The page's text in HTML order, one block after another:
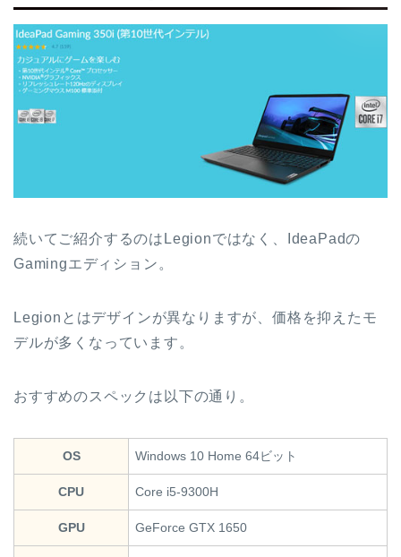
続いてご紹介するのはLegionではなく、IdeaPadの
Gamingエディション。
Legionとはデザインが異なりますが、価格を抑えたモ
デルが多くなっています。
おすすめのスペックは以下の通り。
OS Windows 10 Home 64ビット
CPU Core i5-9300H
GPU GeForce GTX 1650